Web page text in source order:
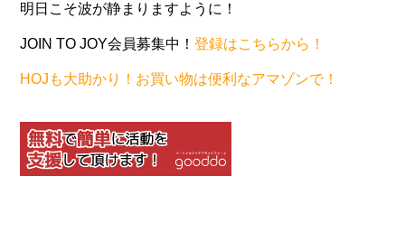
明日こそ波が静まりますように！
JOIN TO JOY会員募集中！登録はこちらから！
HOJも大助かり！お買い物は便利なアマゾンで！